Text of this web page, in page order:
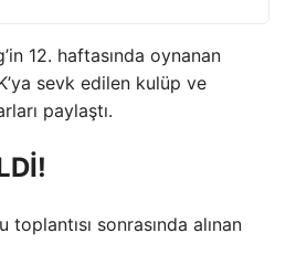
12. haftasında oynanan
sevk edilen kulüp ve
paylaştı.
sonrasında alınan